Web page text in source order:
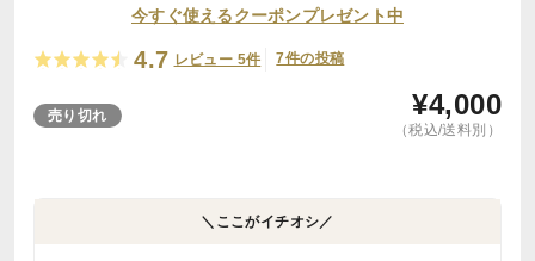
今すぐ使えるクーポンプレゼント中
4.7 レビュー 5件 7件の投稿
売り切れ ¥4,000
（税込/送料別）
＼ここがイチオシ／